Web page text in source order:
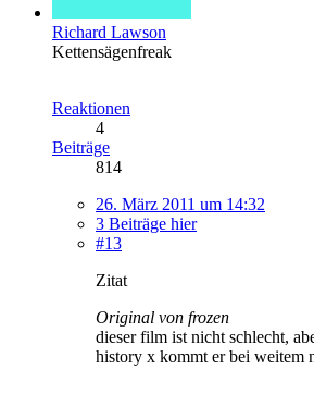
Richard Lawson
Kettensägenfreak
Reaktionen
4
Beiträge
814
26. März 2011 um 14:32
3 Beiträge hier
#13
Zitat
Original von frozen
dieser film ist nicht schlecht,
history x kommt er bei weitem